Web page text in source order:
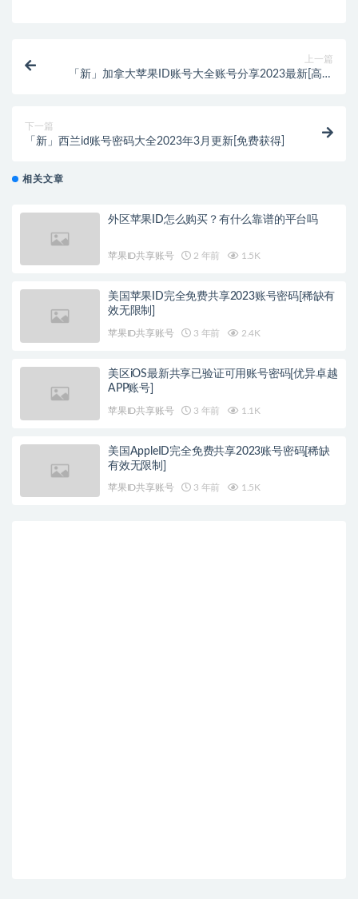
上一篇
「新」加拿大苹果ID账号大全账号分享2023最新[高品
下一篇
「新」西兰id账号密码大全2023年3月更新[免费获得]
相关文章
外区苹果ID怎么购买？有什么靠谱的平台吗
苹果ID共享账号 2 年前 1.5K
美国苹果ID完全免费共享2023账号密码[稀缺有
效无限制]
苹果ID共享账号 3 年前 2.4K
美区iOS最新共享已验证可用账号密码[优异卓越
APP账号]
苹果ID共享账号 3 年前 1.1K
美国AppleID完全免费共享2023账号密码[稀缺
有效无限制]
苹果ID共享账号 3 年前 1.5K